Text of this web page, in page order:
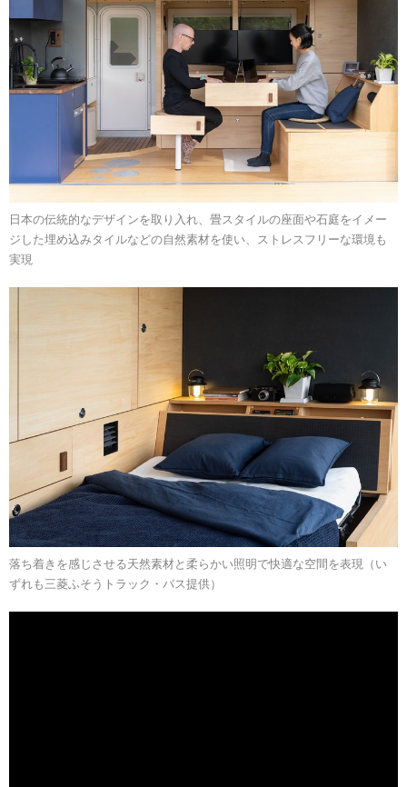
日本の伝統的なデザインを取り入れ、畳スタイルの座面や石庭をイメー
ジした埋め込みタイルなどの自然素材を使い、ストレスフリーな環境も
実現
落ち着きを感じさせる天然素材と柔らかい照明で快適な空間を表現（い
ずれも三菱ふそうトラック・バス提供）